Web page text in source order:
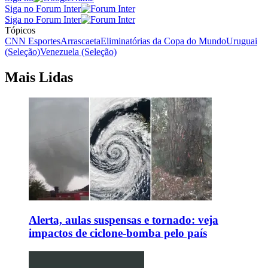
Siga no Forum Inter
Siga no Forum Inter
Tópicos
CNN EsportesArrascaetaEliminatórias da Copa do MundoUruguai
(Seleção)Venezuela (Seleção)
Mais Lidas
Alerta, aulas suspensas e tornado: veja
impactos de ciclone-bomba pelo país